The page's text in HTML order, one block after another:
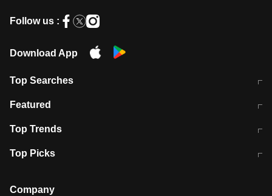
Follow us :
Download App
Top Searches
मुंबई में लगे 'जेन जी' के पोस्टर, लिखा- 'मैं
Featured
10 अगस्त को विधानसभा का घेराव करेंगे
Top Trends
RBI का नया नियम: अब बैंकों को अपनी सभी
Top Picks
बारिश की चेतावनी
Company